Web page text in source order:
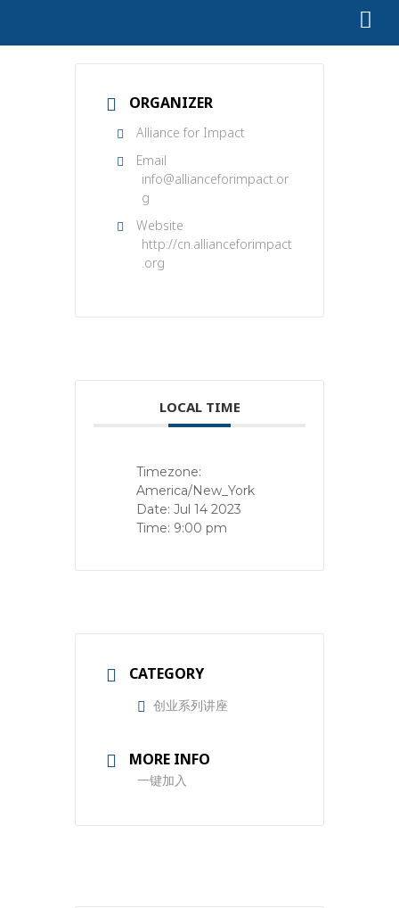
ORGANIZER
Alliance for Impact
Email
info@allianceforimpact.or
g
Website
http://cn.allianceforimpact
.org
LOCAL TIME
Timezone:
America/New_York
Date: Jul 14 2023
Time: 9:00 pm
CATEGORY
创业系列讲座
MORE INFO
一键加入